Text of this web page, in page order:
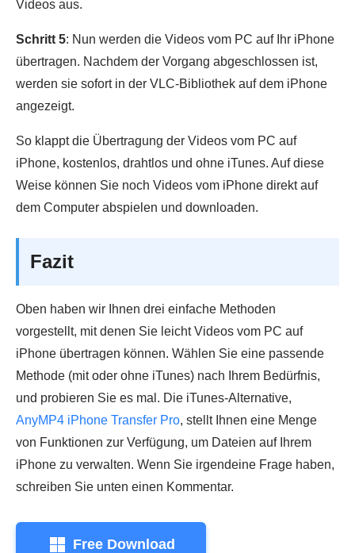
Videos aus.
Schritt 5: Nun werden die Videos vom PC auf Ihr iPhone
übertragen. Nachdem der Vorgang abgeschlossen ist,
werden sie sofort in der VLC-Bibliothek auf dem iPhone
angezeigt.
So klappt die Übertragung der Videos vom PC auf
iPhone, kostenlos, drahtlos und ohne iTunes. Auf diese
Weise können Sie noch Videos vom iPhone direkt auf
dem Computer abspielen und downloaden.
Fazit
Oben haben wir Ihnen drei einfache Methoden
vorgestellt, mit denen Sie leicht Videos vom PC auf
iPhone übertragen können. Wählen Sie eine passende
Methode (mit oder ohne iTunes) nach Ihrem Bedürfnis,
und probieren Sie es mal. Die iTunes-Alternative,
AnyMP4 iPhone Transfer Pro, stellt Ihnen eine Menge
von Funktionen zur Verfügung, um Dateien auf Ihrem
iPhone zu verwalten. Wenn Sie irgendeine Frage haben,
schreiben Sie unten einen Kommentar.
Free Download